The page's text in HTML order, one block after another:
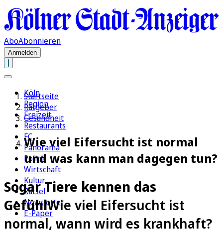
AboAbonnieren
Anmelden
Köln
Region
Freizeit
Restaurants
FC
Panorama
Politik
Wirtschaft
Kultur
Rätsel
Newsletter
E-Paper
Startseite
Ratgeber
Gesundheit
Wie viel Eifersucht ist normal
und was kann man dagegen tun?
Sogar Tiere kennen das
GefühlWie viel Eifersucht ist
normal, wann wird es krankhaft?